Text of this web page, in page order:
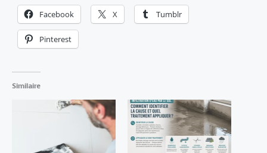
Facebook X Tumblr
Pinterest
Similaire